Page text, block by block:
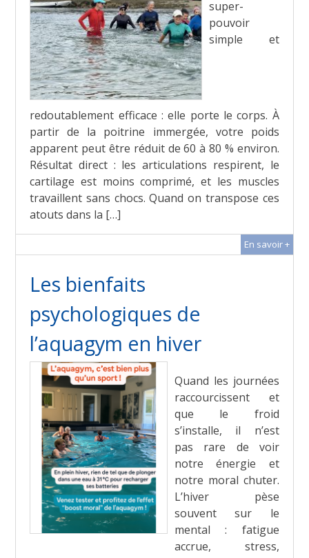
super-
pouvoir
simple et
redoutablement efficace : elle porte le corps. À
partir de la poitrine immergée, votre poids
apparent peut être réduit de 60 à 80 % environ.
Résultat direct : les articulations respirent, le
cartilage est moins comprimé, et les muscles
travaillent sans chocs. Quand on transpose ces
atouts dans la […]
En savoir +
Les bienfaits
psychologiques de
l’aquagym en hiver
Quand les journées
raccourcissent et
que le froid
s’installe, il n’est
pas rare de voir
notre énergie et
notre moral chuter.
L’hiver pèse
souvent sur le
mental : fatigue
accrue, stress,